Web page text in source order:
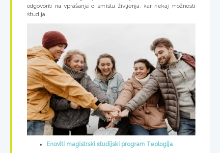
odgovoriti na vprašanja o smislu življenja, kar nekaj možnosti
študija.
Enoviti magistrski študijski program Teologija